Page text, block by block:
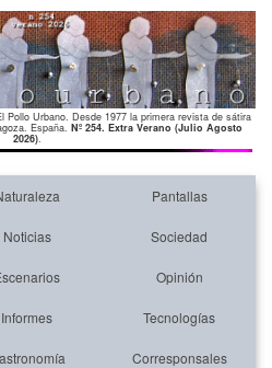
Pollo Urbano. Desde 1977 la primera revista de sátira
España. Nº 254. Extra Verano (Julio Agosto
2026).
Pantallas
Noticias Sociedad
Opinión
Informes Tecnologías
Corresponsales